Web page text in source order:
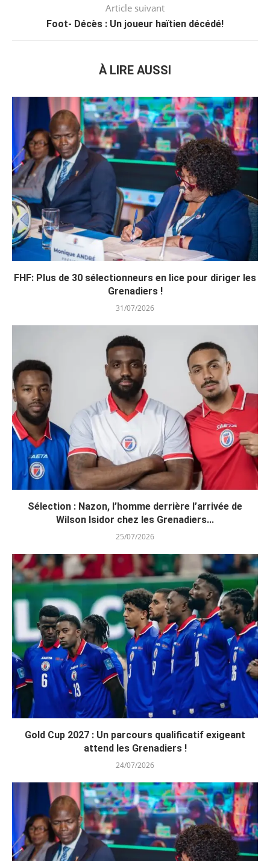
Article suivant
Foot- Décès : Un joueur haïtien décédé!
À LIRE AUSSI
FHF: Plus de 30 sélectionneurs en lice pour diriger les
Grenadiers !
31/07/2026
Sélection : Nazon, l’homme derrière l’arrivée de
Wilson Isidor chez les Grenadiers...
25/07/2026
Gold Cup 2027 : Un parcours qualificatif exigeant
attend les Grenadiers !
24/07/2026